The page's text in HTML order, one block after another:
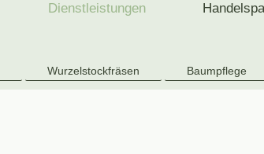
Dienstleistungen
Wurzelstockfräsen Baumpflege